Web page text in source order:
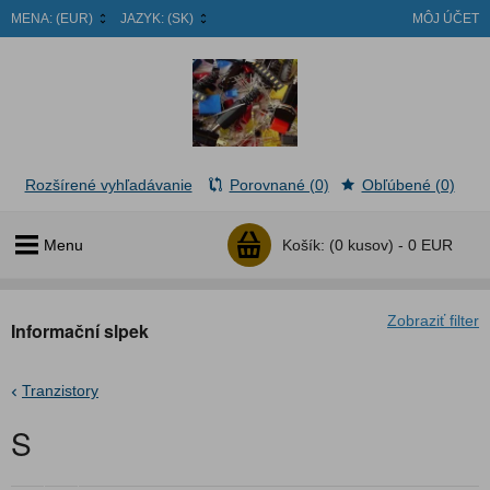
MENA: (EUR) JAZYK: (SK) MÔJ ÚČET
Menu Košík: (0 kusov) - 0 EUR
Rozšírené vyhľadávanie Porovnané (0) Obľúbené (0)
Zobraziť filter
Informační slpek
Tranzistory
S